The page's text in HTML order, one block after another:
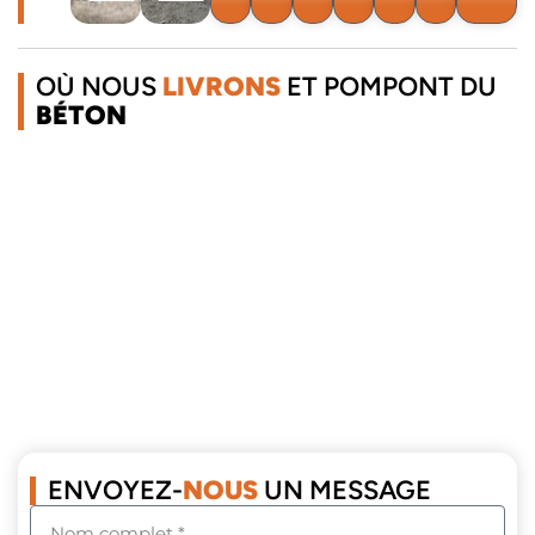
OÙ NOUS LIVRONS ET POMPONT DU
BÉTON
ENVOYEZ-NOUS UN MESSAGE